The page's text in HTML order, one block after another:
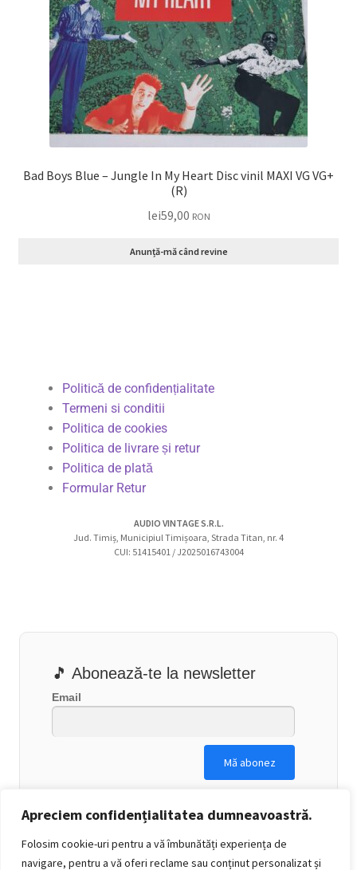
Apreciem confidențialitatea dumneavoastră.
Folosim cookie-uri pentru a vă îmbunătăți experiența de
navigare, pentru a vă oferi reclame sau conținut personalizat și
Bad Boys Blue – Jungle In My Heart Disc vinil MAXI VG VG+
(R)
lei59,00 RON
Anunță-mă când revine
Politică de confidențialitate
Termeni si conditii
Politica de cookies
Politica de livrare și retur
Politica de plată
Formular Retur
AUDIO VINTAGE S.R.L.
Jud. Timiș, Municipiul Timișoara, Strada Titan, nr. 4
CUI: 51415401 / J2025016743004
🎵 Abonează-te la newsletter
Email